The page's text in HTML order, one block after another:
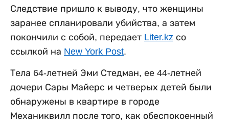
Следствие пришло к выводу, что женщины
заранее спланировали убийства, а затем
покончили с собой, передает Liter.kz со
ссылкой на New York Post.
Тела 64-летней Эми Стедман, ее 44-летней
дочери Сары Майерс и четверых детей были
обнаружены в квартире в городе
Механиквилл после того, как обеспокоенный